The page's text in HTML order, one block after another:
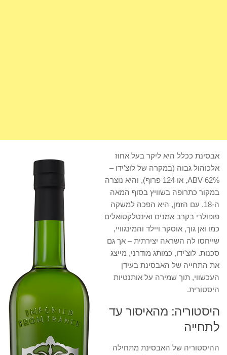
אבסינת ככלל היא ליקר בעל אחוז
אלכוהול גבוה (במקרה של לוצ'ידו –
62% ABV, או 124 פרוף), והיא נוצרה
במקור כתרופה בשוויץ בסוף המאה
ה-18. עם הזמן, היא הפכה למשקה
פופולרי בקרב אמנים ואינטלקטואלים
כמו ואן גוך, אוסקר ויילד והמינגוויי,
שייחסו לה השראה יצירתית – אך גם
סכנות. לוצ'ידו, כמותג מודרני, מייצג
את התחייה של האבסינת בעידן
העכשווי, תוך שמירה על אותנטיות
היסטורית.
היסטוריה: מהאיסור עד
לתחייה
ההיסטוריה של האבסינת מתחילה